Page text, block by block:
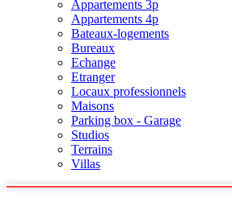
Appartements 3p
Appartements 4p
Bateaux-logements
Bureaux
Echange
Etranger
Locaux professionnels
Maisons
Parking box - Garage
Studios
Terrains
Villas